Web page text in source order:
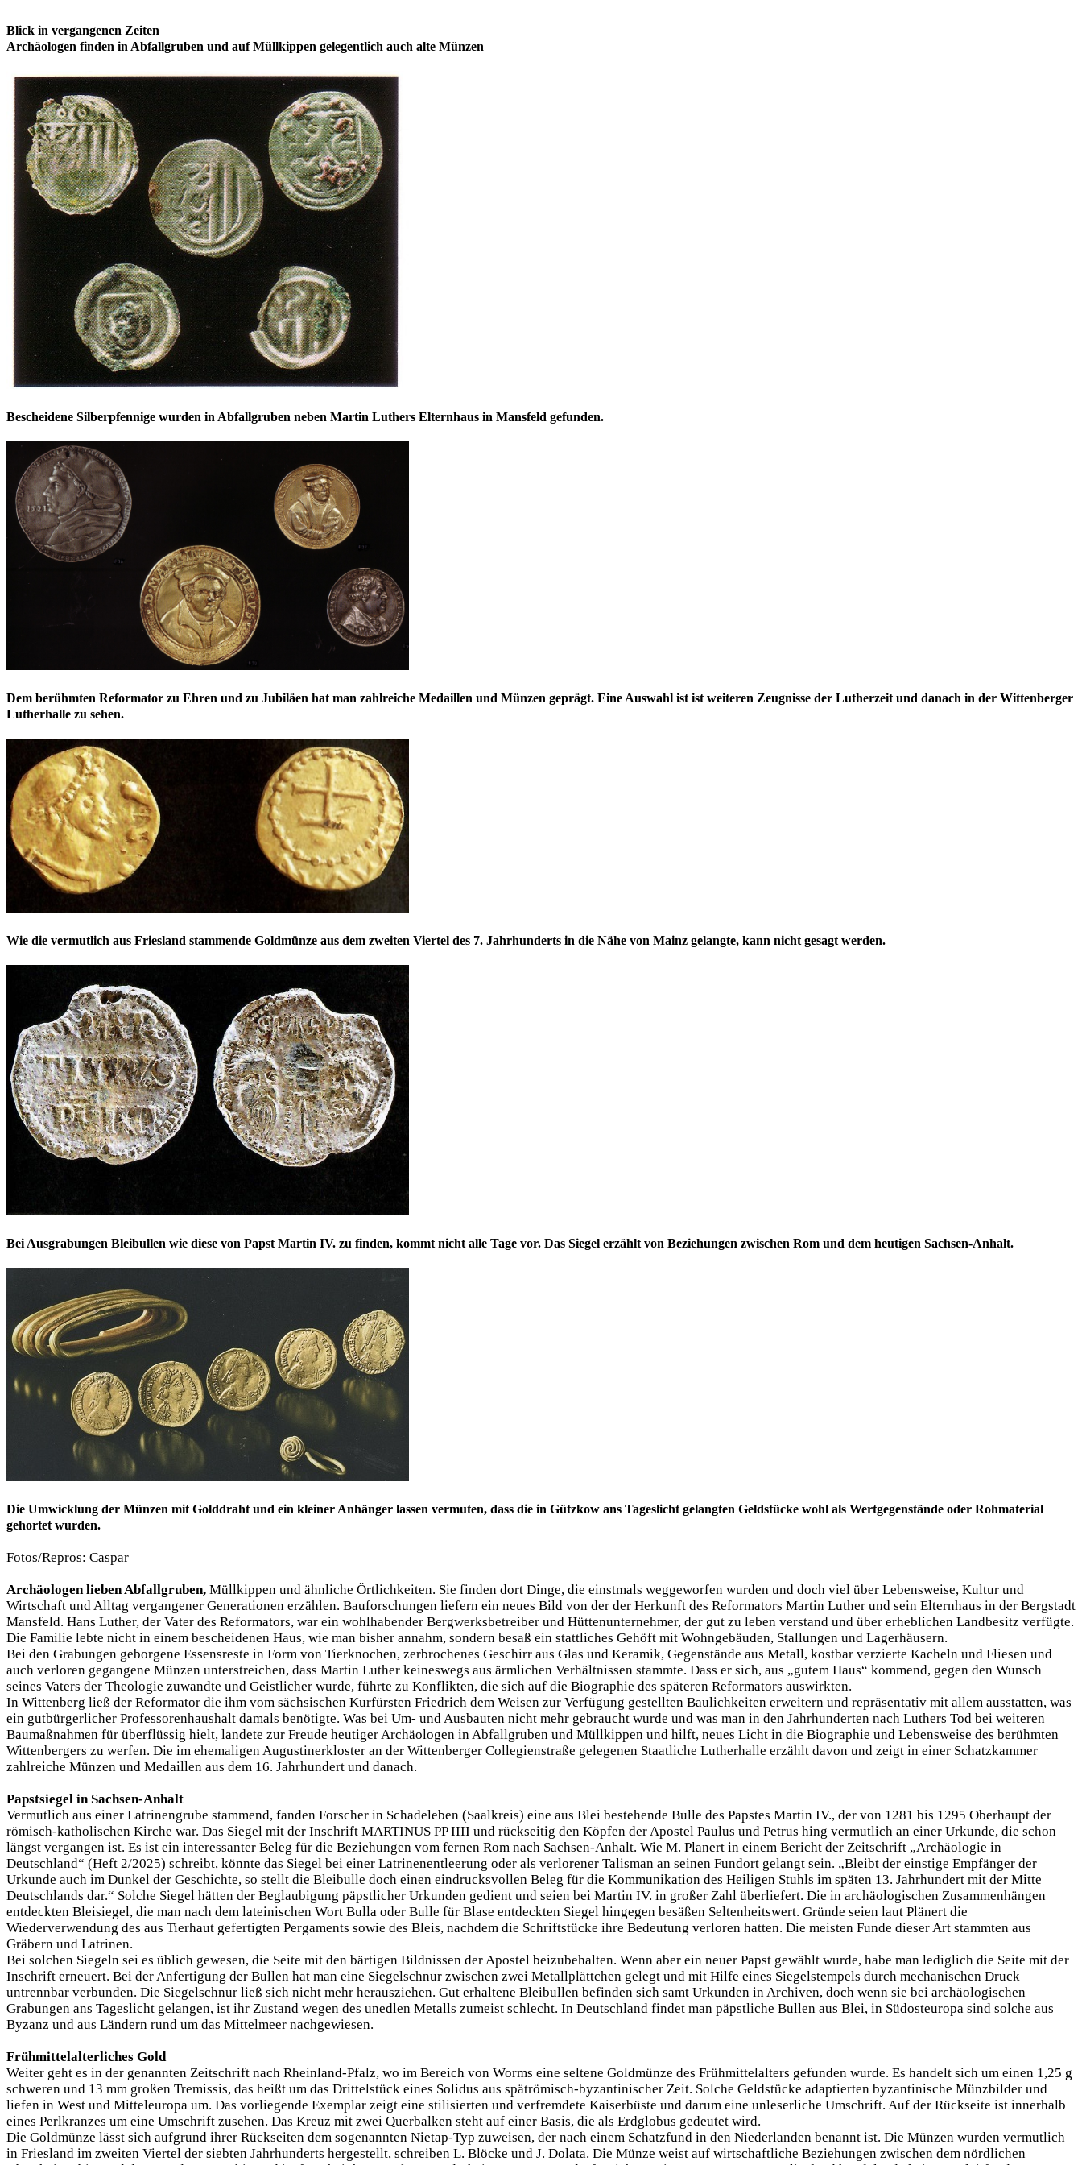
Blick in vergangenen Zeiten
Archäologen finden in Abfallgruben und auf Müllkippen gelegentlich auch alte Münzen
Bescheidene Silberpfennige wurden in Abfallgruben neben Martin Luthers Elternhaus in Mansfeld gefunden.
Dem berühmten Reformator zu Ehren und zu Jubiläen hat man zahlreiche Medaillen und Münzen geprägt. Eine Auswahl ist ist weiteren Zeugnisse der Lutherzeit und danach in der Wittenberger
Lutherhalle zu sehen.
Wie die vermutlich aus Friesland stammende Goldmünze aus dem zweiten Viertel des 7. Jahrhunderts in die Nähe von Mainz gelangte, kann nicht gesagt werden.
Bei Ausgrabungen Bleibullen wie diese von Papst Martin IV. zu finden, kommt nicht alle Tage vor. Das Siegel erzählt von Beziehungen zwischen Rom und dem heutigen Sachsen-Anhalt.
Die Umwicklung der Münzen mit Golddraht und ein kleiner Anhänger lassen vermuten, dass die in Gützkow ans Tageslicht gelangten Geldstücke wohl als Wertgegenstände oder Rohmaterial
gehortet wurden.
Fotos/Repros: Caspar
Archäologen lieben Abfallgruben, Müllkippen und ähnliche Örtlichkeiten. Sie finden dort Dinge, die einstmals weggeworfen wurden und doch viel über Lebensweise, Kultur und
Wirtschaft und Alltag vergangener Generationen erzählen. Bauforschungen liefern ein neues Bild von der der Herkunft des Reformators Martin Luther und sein Elternhaus in der Bergstadt
Mansfeld. Hans Luther, der Vater des Reformators, war ein wohlhabender Bergwerksbetreiber und Hüttenunternehmer, der gut zu leben verstand und über erheblichen Landbesitz verfügte.
Die Familie lebte nicht in einem bescheidenen Haus, wie man bisher annahm, sondern besaß ein stattliches Gehöft mit Wohngebäuden, Stallungen und Lagerhäusern.
Bei den Grabungen geborgene Essensreste in Form von Tierknochen, zerbrochenes Geschirr aus Glas und Keramik, Gegenstände aus Metall, kostbar verzierte Kacheln und Fliesen und
auch verloren gegangene Münzen unterstreichen, dass Martin Luther keineswegs aus ärmlichen Verhältnissen stammte. Dass er sich, aus „gutem Haus“ kommend, gegen den Wunsch
seines Vaters der Theologie zuwandte und Geistlicher wurde, führte zu Konflikten, die sich auf die Biographie des späteren Reformators auswirkten.
In Wittenberg ließ der Reformator die ihm vom sächsischen Kurfürsten Friedrich dem Weisen zur Verfügung gestellten Baulichkeiten erweitern und repräsentativ mit allem ausstatten, was
ein gutbürgerlicher Professorenhaushalt damals benötigte. Was bei Um- und Ausbauten nicht mehr gebraucht wurde und was man in den Jahrhunderten nach Luthers Tod bei weiteren
Baumaßnahmen für überflüssig hielt, landete zur Freude heutiger Archäologen in Abfallgruben und Müllkippen und hilft, neues Licht in die Biographie und Lebensweise des berühmten
Wittenbergers zu werfen. Die im ehemaligen Augustinerkloster an der Wittenberger Collegienstraße gelegenen Staatliche Lutherhalle erzählt davon und zeigt in einer Schatzkammer
zahlreiche Münzen und Medaillen aus dem 16. Jahrhundert und danach.
Papstsiegel in Sachsen-Anhalt
Vermutlich aus einer Latrinengrube stammend, fanden Forscher in Schadeleben (Saalkreis) eine aus Blei bestehende Bulle des Papstes Martin IV., der von 1281 bis 1295 Oberhaupt der
römisch-katholischen Kirche war. Das Siegel mit der Inschrift MARTINUS PP IIII und rückseitig den Köpfen der Apostel Paulus und Petrus hing vermutlich an einer Urkunde, die schon
längst vergangen ist. Es ist ein interessanter Beleg für die Beziehungen vom fernen Rom nach Sachsen-Anhalt. Wie M. Planert in einem Bericht der Zeitschrift „Archäologie in
Deutschland“ (Heft 2/2025) schreibt, könnte das Siegel bei einer Latrinenentleerung oder als verlorener Talisman an seinen Fundort gelangt sein. „Bleibt der einstige Empfänger der
Urkunde auch im Dunkel der Geschichte, so stellt die Bleibulle doch einen eindrucksvollen Beleg für die Kommunikation des Heiligen Stuhls im späten 13. Jahrhundert mit der Mitte
Deutschlands dar.“ Solche Siegel hätten der Beglaubigung päpstlicher Urkunden gedient und seien bei Martin IV. in großer Zahl überliefert. Die in archäologischen Zusammenhängen
entdeckten Bleisiegel, die man nach dem lateinischen Wort Bulla oder Bulle für Blase entdeckten Siegel hingegen besäßen Seltenheitswert. Gründe seien laut Plänert die
Wiederverwendung des aus Tierhaut gefertigten Pergaments sowie des Bleis, nachdem die Schriftstücke ihre Bedeutung verloren hatten. Die meisten Funde dieser Art stammten aus
Gräbern und Latrinen.
Bei solchen Siegeln sei es üblich gewesen, die Seite mit den bärtigen Bildnissen der Apostel beizubehalten. Wenn aber ein neuer Papst gewählt wurde, habe man lediglich die Seite mit der
Inschrift erneuert. Bei der Anfertigung der Bullen hat man eine Siegelschnur zwischen zwei Metallplättchen gelegt und mit Hilfe eines Siegelstempels durch mechanischen Druck
untrennbar verbunden. Die Siegelschnur ließ sich nicht mehr herausziehen. Gut erhaltene Bleibullen befinden sich samt Urkunden in Archiven, doch wenn sie bei archäologischen
Grabungen ans Tageslicht gelangen, ist ihr Zustand wegen des unedlen Metalls zumeist schlecht. In Deutschland findet man päpstliche Bullen aus Blei, in Südosteuropa sind solche aus
Byzanz und aus Ländern rund um das Mittelmeer nachgewiesen.
Frühmittelalterliches Gold
Weiter geht es in der genannten Zeitschrift nach Rheinland-Pfalz, wo im Bereich von Worms eine seltene Goldmünze des Frühmittelalters gefunden wurde. Es handelt sich um einen 1,25 g
schweren und 13 mm großen Tremissis, das heißt um das Drittelstück eines Solidus aus spätrömisch-byzantinischer Zeit. Solche Geldstücke adaptierten byzantinische Münzbilder und
liefen in West und Mitteleuropa um. Das vorliegende Exemplar zeigt eine stilisierten und verfremdete Kaiserbüste und darum eine unleserliche Umschrift. Auf der Rückseite ist innerhalb
eines Perlkranzes um eine Umschrift zusehen. Das Kreuz mit zwei Querbalken steht auf einer Basis, die als Erdglobus gedeutet wird.
Die Goldmünze lässt sich aufgrund ihrer Rückseiten dem sogenannten Nietap-Typ zuweisen, der nach einem Schatzfund in den Niederlanden benannt ist. Die Münzen wurden vermutlich
in Friesland im zweiten Viertel der siebten Jahrhunderts hergestellt, schreiben L. Blöcke und J. Dolata. Die Münze weist auf wirtschaftliche Beziehungen zwischen dem nördlichen